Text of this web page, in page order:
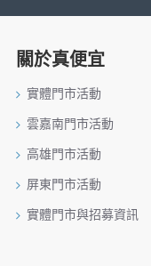
關於真便宜
實體門市活動
雲嘉南門市活動
高雄門市活動
屏東門市活動
實體門市與招募資訊